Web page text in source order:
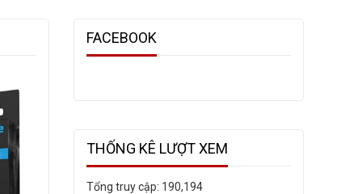
FACEBOOK
THỐNG KÊ LƯỢT XEM
Tổng truy cập: 190,194